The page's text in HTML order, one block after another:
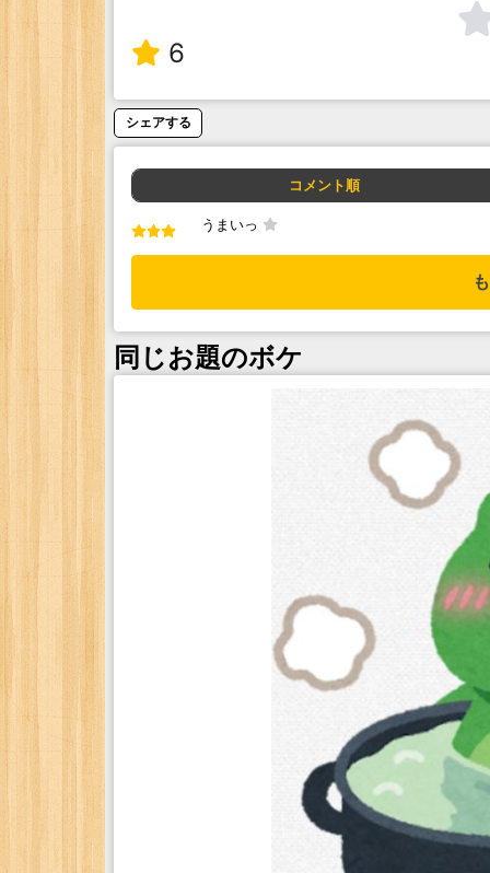
6
シェアする
コメント順
うまいっ
同じお題のボケ